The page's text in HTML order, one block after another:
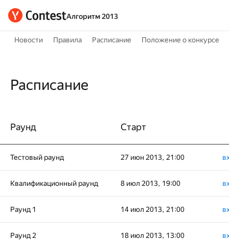
Алгоритм 2013
Новости Правила Расписание Положение о конкурсе
Расписание
Раунд Старт
Тестовый раунд 27 июн 2013, 21:00
Квалификационный раунд 8 июл 2013, 19:00
Раунд 1 14 июл 2013, 21:00
Раунд 2 18 июл 2013, 13:00